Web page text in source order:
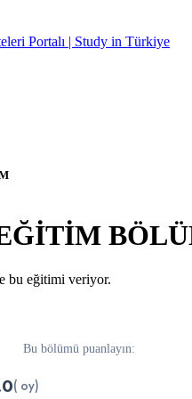
bu eğitimi veriyor.
Bu bölümü puanlayın:
( oy)